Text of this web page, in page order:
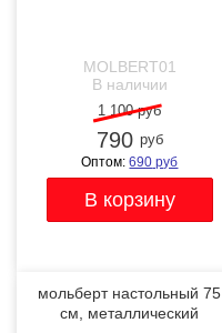
MOLBERT01
В наличии
1 100 руб
790 руб
Оптом:690 руб
мольберт настольный 75
см, металлический